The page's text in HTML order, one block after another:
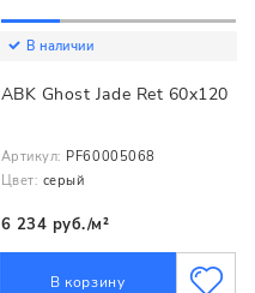
В наличии
ABK Ghost Jade Ret 60x120
Артикул: PF60005068
Цвет: серый
6 234 руб./м²
В корзину